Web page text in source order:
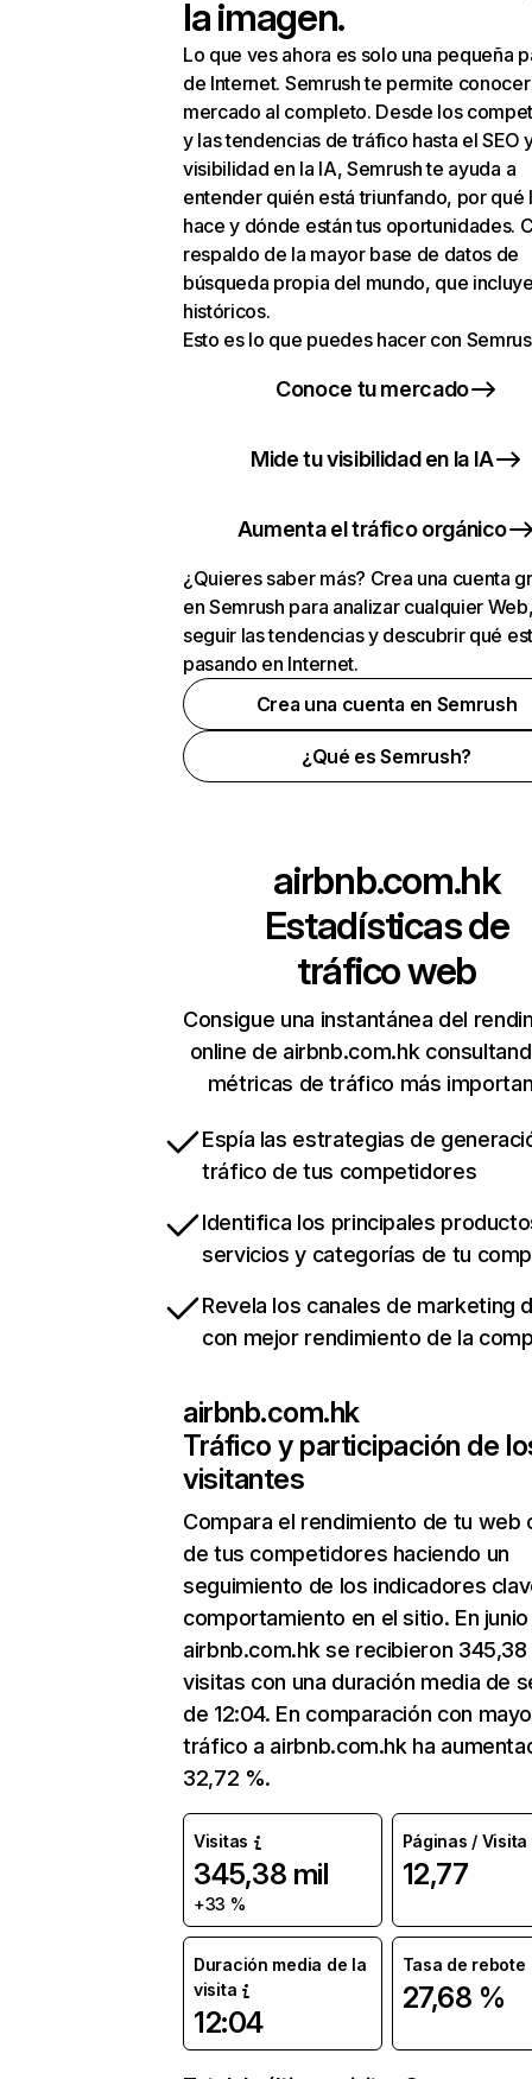
la imagen.
Lo que ves ahora es solo una pequeña
de Internet. Semrush te permite
mercado al completo. Desde los
y las tendencias de tráfico hasta el SEO
visibilidad en la IA, Semrush te ayuda a
entender quién está triunfando, por qué
hace y dónde están tus oportunidades.
respaldo de la mayor base de datos de
búsqueda propia del mundo, que
históricos.
Esto es lo que puedes hacer con
Conoce tu mercado
Mide tu visibilidad en la IA
Aumenta el tráfico orgánico
¿Quieres saber más? Crea una cuenta
en Semrush para analizar cualquier
seguir las tendencias y descubrir qué
pasando en Internet.
Crea una cuenta en Semrush
¿Qué es Semrush?
airbnb.com.hk
Estadísticas de
tráfico web
Consigue una instantánea del
online de airbnb.com.hk
métricas de tráfico más
Espía las estrategias de
tráfico de tus competidores
Identifica los principales
servicios y categorías de tu
Revela los canales de marketing
con mejor rendimiento de la
airbnb.com.hk
Tráfico y participación de
visitantes
Compara el rendimiento de tu web
de tus competidores haciendo un
seguimiento de los indicadores
comportamiento en el sitio. En junio
airbnb.com.hk se recibieron 345,38
visitas con una duración media de
de 12:04. En comparación con
tráfico a airbnb.com.hk ha
32,72 %.
Visitas
345,38 mil
+33 %
Páginas / Visita
12,77
Duración media de la
visita
12:04
Tasa de rebote
27,68 %